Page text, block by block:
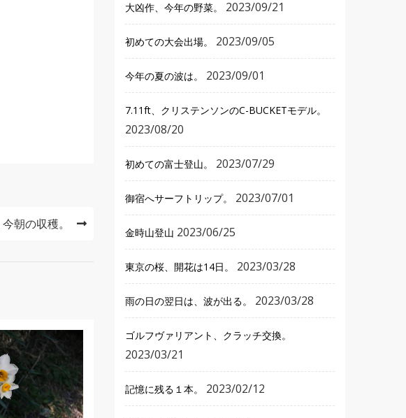
今朝の収穫。
大凶作、今年の野菜。 2023/09/21
初めての大会出場。 2023/09/05
今年の夏の波は。 2023/09/01
7.11ft、クリステンソンのC-BUCKETモデル。
2023/08/20
初めての富士登山。 2023/07/29
御宿へサーフトリップ。 2023/07/01
金時山登山 2023/06/25
東京の桜、開花は14日。 2023/03/28
雨の日の翌日は、波が出る。 2023/03/28
ゴルフヴァリアント、クラッチ交換。
2023/03/21
記憶に残る１本。 2023/02/12